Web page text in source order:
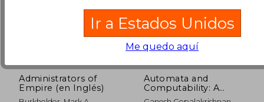
Administrators of
Empire (en Inglés)
Automata and
Computability: A
Programmer's
Ir a Estados Unidos
Me quedo aquí